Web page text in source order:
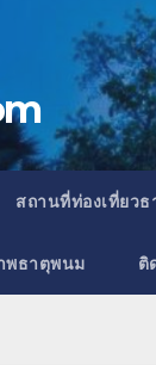
สถานที่ท่องเที่ยว
พธาตุพนม ติ